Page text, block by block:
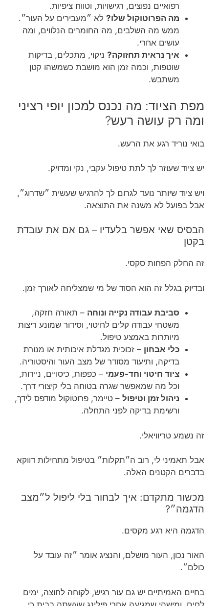
רפואיים נפוצים, רגישויות, וטווח ציפיות.
מה הפרוטוקול שלו? לא ״מעבירים על העור״.
ממש מה השלבים, מה החומרים הנלווים, ומה
עושים אחרי.
איך נראית תחזוקה? ניקוי, מתכלים, בדיקות
שוטפות, וכמה זמן הוא מושבת כשמשהו קטן
משתבש.
מפת הציוד: מה נכנס למכון יופי רציני
ומה רק עושה רעש?
בואי נוריד רגע את הרעש.
יש ציוד שעוזר לך לתת טיפול עקבי, נקי ומדויק.
ויש ציוד שיותר נועד לגרום לך להרגיש שעשית ״שדרוג״,
אבל בפועל לא משנה את התוצאה.
הבסיס שאי אפשר בלעדיו – גם אם את עובדת
בקטן
זה החלק הפחות סקסי.
ובדיוק בגלל זה הוא הסוד של מי שמצליחה לאורך זמן.
סביבת עבודה נקייה ונוחה – תאורה חזקה,
משטחי עבודה קלים לחיטוי, וסידור שמונע ריצות
מיותרות באמצע טיפול.
כלי אבחון – זכוכית מגדלת איכותית או מנורת
בדיקה, ותיעוד מסודר של מצב העור והיסטוריה.
ציוד חיטוי וחד-פעמי – כפפות, כיסויים, ניירות,
וכל מה שמאפשר שגרה בטוחה בלי קיצורי דרך.
ניהול זמן וטיפול – טיימר, פרוטוקול מודפס לידך,
ורשימת בדיקה לפני התחלה.
זה נשמע טריוויאלי.
אבל תאמיני לי, רוב ה״תקלות״ בטיפול מתחילות דווקא
בדברים הקטנים האלה.
מכשור מתקדם: איך לבחור בלי ליפול ל״מצב
הדגמה״?
הדגמה היא רגע מקסים.
האור נכון, העור מושלם, והנציג אומר ״זה עובד על
כולם״.
בחיים האמיתיים יש גם עור רגיש, לקוחה לחוצה, ימים